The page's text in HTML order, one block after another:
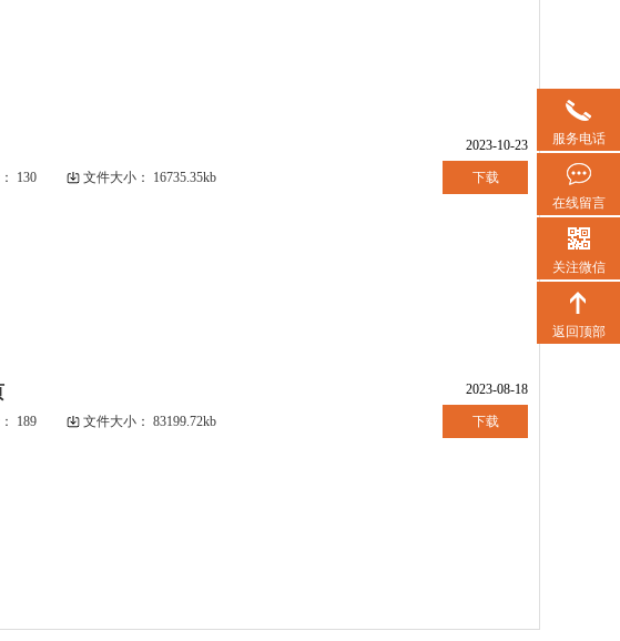
2023-10-23
130 文件大小： 16735.35kb 下载
2023-08-18
189 文件大小： 83199.72kb 下载
服务电话
在线留言
关注微信
返回顶部